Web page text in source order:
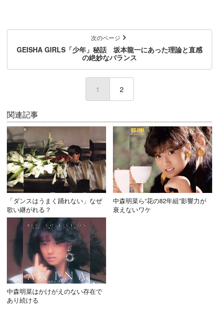
次のページ
GEISHA GIRLS「少年」秘話 坂本龍一にあった理論と直感
の絶妙なバランス
1 (current)
2
関連記事
「ダンスはうまく踊れない」なぜ
歌い継がれる？
中森明菜ら“花の82年組”影響力が
衰えないワケ
中森明菜はかけがえのない存在で
あり続ける